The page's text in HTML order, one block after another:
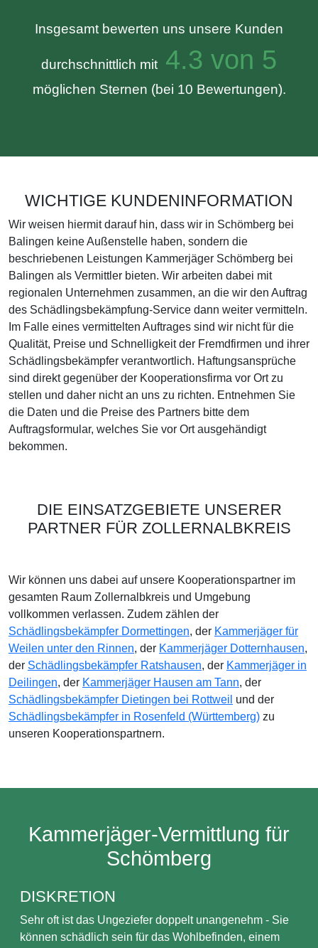
Insgesamt bewerten uns unsere Kunden
durchschnittlich mit 4.3 von 5
möglichen Sternen (bei 10 Bewertungen).
WICHTIGE KUNDENINFORMATION
Wir weisen hiermit darauf hin, dass wir in Schömberg bei
Balingen keine Außenstelle haben, sondern die
beschriebenen Leistungen Kammerjäger Schömberg bei
Balingen als Vermittler bieten. Wir arbeiten dabei mit
regionalen Unternehmen zusammen, an die wir den Auftrag
des Schädlingsbekämpfung-Service dann weiter vermitteln.
Im Falle eines vermittelten Auftrages sind wir nicht für die
Qualität, Preise und Schnelligkeit der Fremdfirmen und ihrer
Schädlingsbekämpfer verantwortlich. Haftungsansprüche
sind direkt gegenüber der Kooperationsfirma vor Ort zu
stellen und daher nicht an uns zu richten. Entnehmen Sie
die Daten und die Preise des Partners bitte dem
Auftragsformular, welches Sie vor Ort ausgehändigt
bekommen.
DIE EINSATZGEBIETE UNSERER
PARTNER FÜR ZOLLERNALBKREIS
Wir können uns dabei auf unsere Kooperationspartner im
gesamten Raum Zollernalbkreis und Umgebung
vollkommen verlassen. Zudem zählen der
Schädlingsbekämpfer Dormettingen, der Kammerjäger für
Weilen unter den Rinnen, der Kammerjäger Dotternhausen,
der Schädlingsbekämpfer Ratshausen, der Kammerjäger in
Deilingen, der Kammerjäger Hausen am Tann, der
Schädlingsbekämpfer Dietingen bei Rottweil und der
Schädlingsbekämpfer in Rosenfeld (Württemberg) zu
unseren Kooperationspartnern.
Kammerjäger-Vermittlung für
Schömberg
DISKRETION
Sehr oft ist das Ungeziefer doppelt unangenehm - Sie
können schädlich sein für das Wohlbefinden, einem